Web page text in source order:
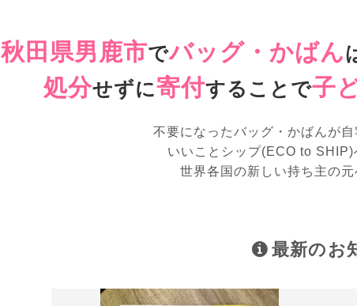
秋田県男鹿市でバッグ・かばん
処分せずに寄付することで子
不要になったバッグ・かばんが
いいことシップ(ECO to
世界各国の新しい持ち主の
最新のお